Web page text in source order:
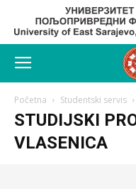
Početna Studentski servis
STUDIJSKI
VLASENICA